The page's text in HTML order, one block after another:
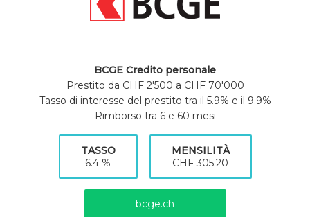
BCGE Credito personale
Prestito da CHF 2'500 a CHF 70'000
Tasso di interesse del prestito tra il 5.9% e il 9.9%
Rimborso tra 6 e 60 mesi
TASSO
6.4 %
MENSILITÀ
CHF 305.20
bcge.ch